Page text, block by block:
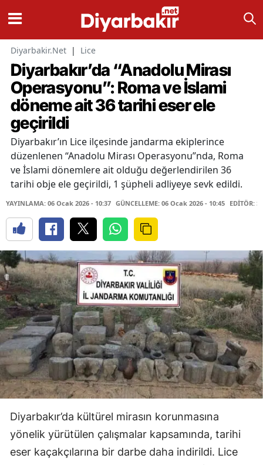
Diyarbakir.Net | Lice
Diyarbakır’da “Anadolu Mirası
Operasyonu”: Roma ve İslami
döneme ait 36 tarihi eser ele
geçirildi
Diyarbakır’ın Lice ilçesinde jandarma ekiplerince
düzenlenen “Anadolu Mirası Operasyonu”nda, Roma
ve İslami dönemlere ait olduğu değerlendirilen 36
tarihi obje ele geçirildi, 1 şüpheli adliyeye sevk edildi.
YAYINLAMA: 06 Ocak 2026 - 10:37 GÜNCELLEME: 06 Ocak 2026 - 10:45 EDİTÖR:
Diyarbakır’da kültürel mirasın korunmasına
yönelik yürütülen çalışmalar kapsamında, tarihi
eser kaçakçılarına bir darbe daha indirildi. Lice